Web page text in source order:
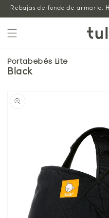
Saltar al
contenido
Rebajas de fondo de armario.
Portabebés Lite
Black
del